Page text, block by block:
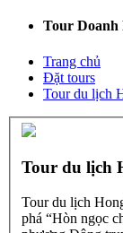
Tour Doanh
Trang chủ
Đặt tours
Tour du lịch
Tour du lịch
Tour du lịch
phá “Hòn ngọc